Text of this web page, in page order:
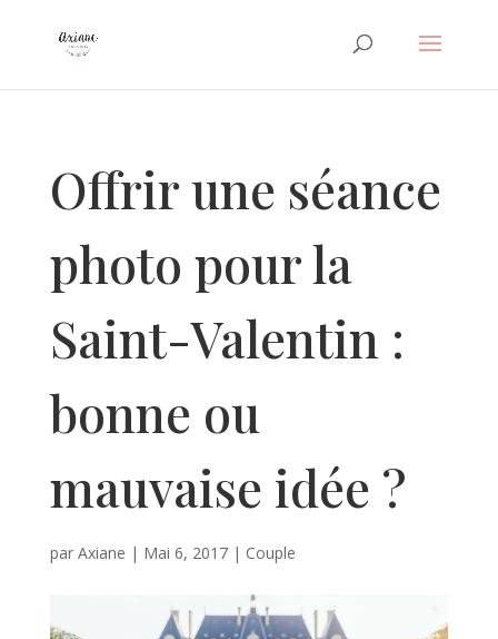
Offrir une séance
photo pour la
Saint-Valentin :
bonne ou
mauvaise idée ?
par Axiane | Mai 6, 2017| Couple